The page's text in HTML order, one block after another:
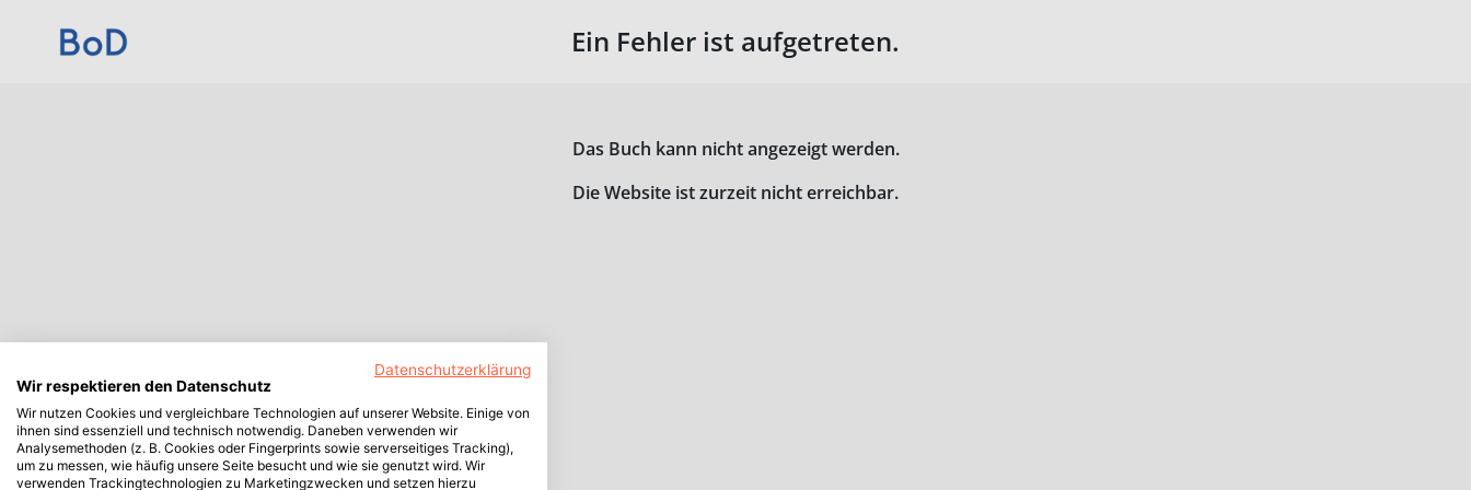
Ein Fehler ist aufgetreten.
Das Buch kann nicht angezeigt werden.
Die Website ist zurzeit nicht erreichbar.
Datenschutzerklärung
Wir respektieren den Datenschutz
Wir nutzen Cookies und vergleichbare Technologien auf unserer Website. Einige von
ihnen sind essenziell und technisch notwendig. Daneben verwenden wir
Analysemethoden (z. B. Cookies oder Fingerprints sowie serverseitiges Tracking),
um zu messen, wie häufig unsere Seite besucht und wie sie genutzt wird. Wir
verwenden Trackingtechnologien zu Marketingzwecken und setzen hierzu